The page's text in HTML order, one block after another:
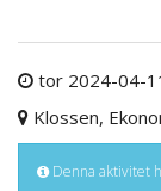
tor 2024-04-
Klossen,
Denna aktivitet